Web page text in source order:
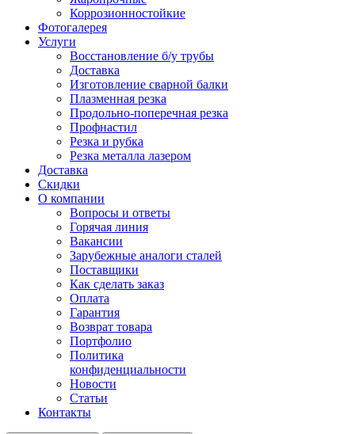
Коррозионностойкие
Фотогалерея
Услуги
Восстановление б/у трубы
Доставка
Изготовление сварной балки
Плазменная резка
Продольно-поперечная резка
Профнастил
Резка и рубка
Резка металла лазером
Доставка
Скидки
О компании
Вопросы и ответы
Горячая линия
Вакансии
Зарубежные аналоги сталей
Поставщики
Как сделать заказ
Оплата
Гарантия
Возврат товара
Портфолио
Политика
конфиденциальности
Новости
Статьи
Контакты